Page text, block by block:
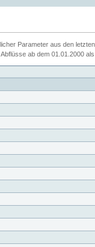
Parameter aus den
ab dem 01.01.2000 als